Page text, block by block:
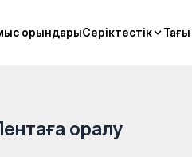
орындарыСеріктестік Тағы
орындарыСеріктестік Тағы
сторону,
оралу